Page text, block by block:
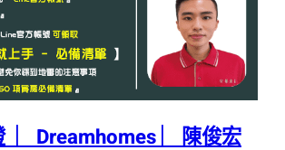
︳Dreamhomes ︳陳俊宏